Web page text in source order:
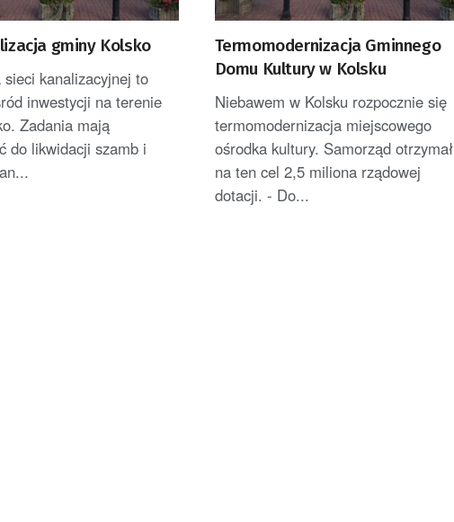
gminy Kolsko
sieci kanalizacyjnej to
inwestycji na terenie
Zadania mają
do likwidacji szamb i
Termomodernizacja Gminnego
Domu Kultury w Kolsku
Niebawem w Kolsku rozpocznie się
termomodernizacja miejscowego
ośrodka kultury. Samorząd otrzymał
na ten cel 2,5 miliona rządowej
dotacji. - Do...